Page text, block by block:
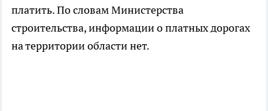
платить. По словам Министерства
строительства, информации о платных дорогах
на территории области нет.